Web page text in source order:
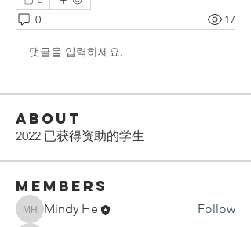
0 17
댓글을 입력하세요.
About
2022 已获得资助的学生
Members
Mindy He
Mindy He Follow